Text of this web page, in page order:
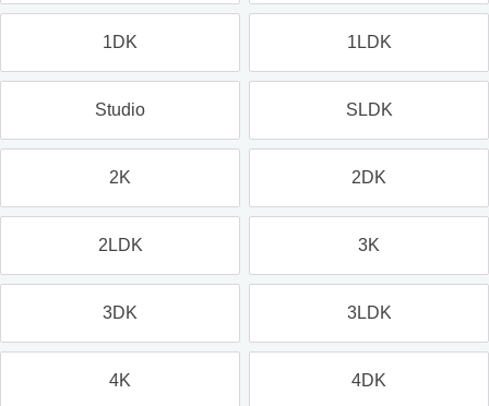
1DK 1LDK
Studio SLDK
2K 2DK
2LDK 3K
3DK 3LDK
4K 4DK